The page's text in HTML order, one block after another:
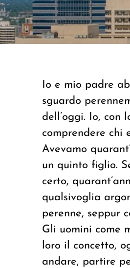
Io e mio padre
sguardo
dell’oggi. Io, con
comprendere chi
Avevamo
un quinto figlio.
certo,
qualsivoglia
perenne, seppur
Gli uomini come
loro il concetto,
andare, partire